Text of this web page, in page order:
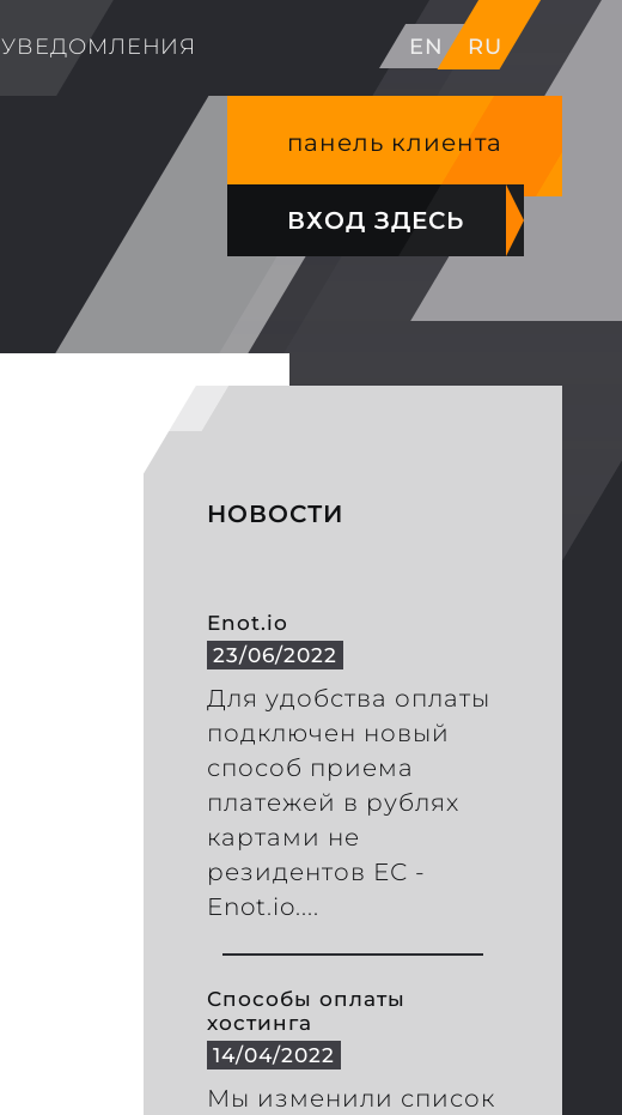
УВЕДОМЛЕНИЯ EN RU
панель клиента
ВХОД ЗДЕСЬ
НОВОСТИ
Enot.io
23/06/2022
Для удобства оплаты
подключен новый
способ приема
платежей в рублях
картами не
резидентов ЕС -
Enot.io....
Способы оплаты
хостинга
14/04/2022
Мы изменили список